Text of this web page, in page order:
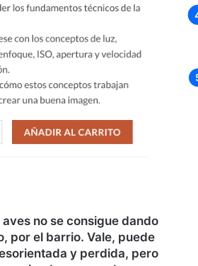
no se consigue dando
por el barrio. Vale, puede
y perdida, pero